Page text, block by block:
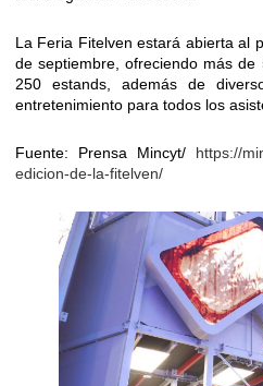
La Feria Fitelven estará abierta al
de septiembre, ofreciendo más
250 estands, además de
entretenimiento para todos los
Fuente: Prensa Mincyt/ https://
edicion-de-la-fitelven/